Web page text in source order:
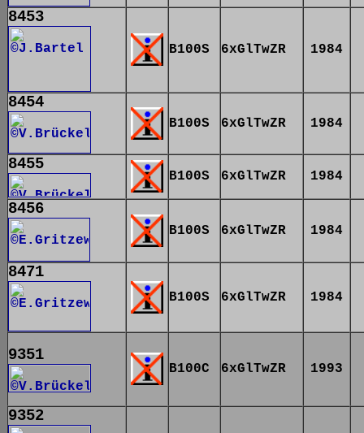
8453
B100S 6xGlTwZR 1984
8454
B100S 6xGlTwZR 1984
8455
B100S 6xGlTwZR 1984
8456
B100S 6xGlTwZR 1984
8471
B100S 6xGlTwZR 1984
9351
B100C 6xGlTwZR 1993
9352